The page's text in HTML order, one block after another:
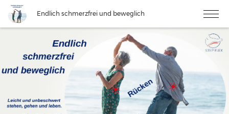
Endlich schmerzfrei und beweglich